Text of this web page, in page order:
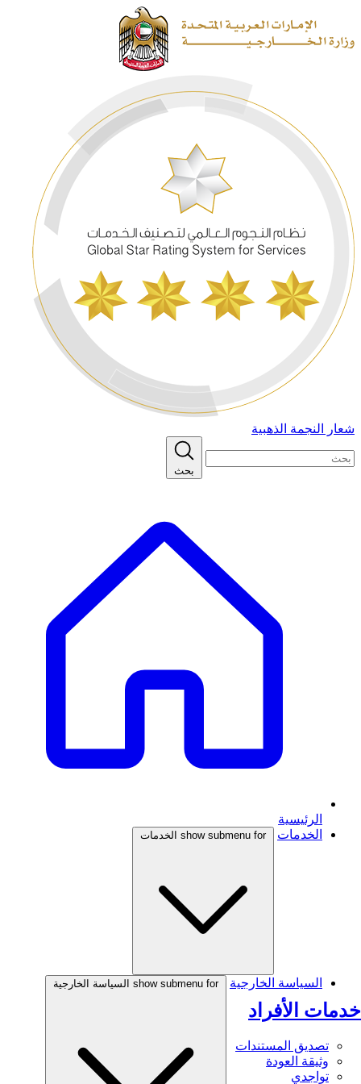
شعار النجمة الذهبية
بحث
الرئيسية
الخدمات
show submenu for الخدمات
خدمات الأفراد
تصديق المستندات
وثيقة العودة
تواجدي
السياسة الخارجية show submenu for السياسة الخارجية